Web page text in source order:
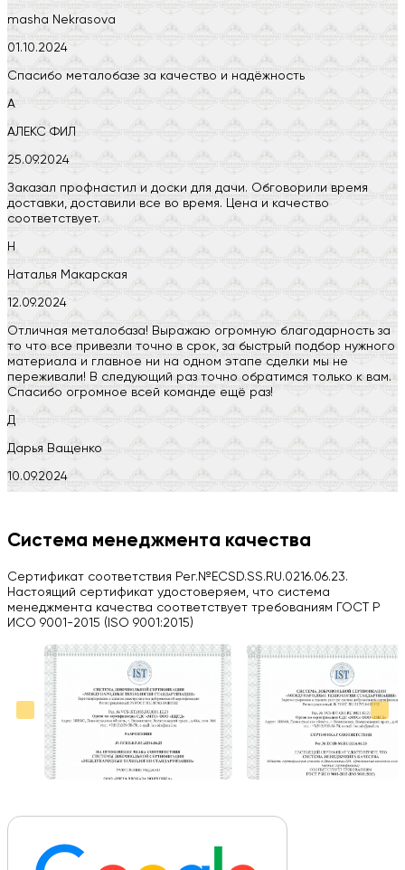
masha Nekrasova
01.10.2024
Спасибо металобазе за качество и надёжность
А
АЛЕКС ФИЛ
25.09.2024
Заказал профнастил и доски для дачи. Обговорили время
доставки, доставили все во время. Цена и качество
соответствует.
Н
Наталья Макарская
12.09.2024
Отличная металобаза! Выражаю огромную благодарность за
то что все привезли точно в срок, за быстрый подбор нужного
материала и главное ни на одном этапе сделки мы не
переживали! В следующий раз точно обратимся только к вам.
Спасибо огромное всей команде ещё раз!
Д
Дарья Ващенко
10.09.2024
H
03.09.2024
Вся работа выполнена в срок. Всем рекомендую
Больше отзывов на Google Maps
Система менеджмента качества
Сертификат соответствия Рег.№ECSD.SS.RU.0216.06.23.
Настоящий сертификат удостоверяем, что система
менеджмента качества соответствует требованиям ГОСТ Р
ИСО 9001-2015 (ISO 9001:2015)